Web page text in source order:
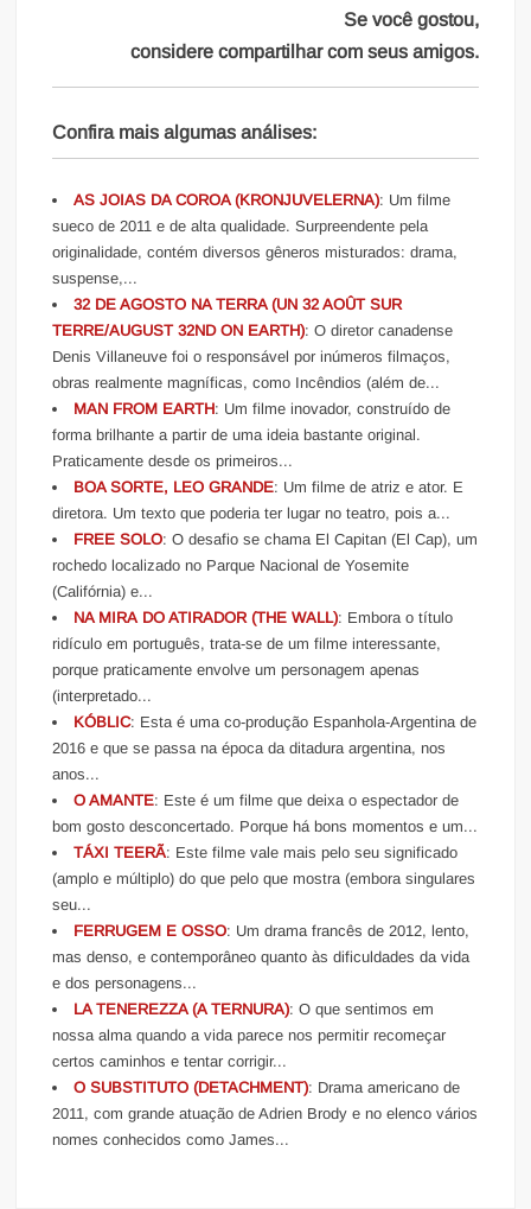
Se você gostou,
considere compartilhar com seus amigos.
Confira mais algumas análises:
AS JOIAS DA COROA (KRONJUVELERNA): Um filme
sueco de 2011 e de alta qualidade. Surpreendente pela
originalidade, contém diversos gêneros misturados: drama,
suspense,...
32 DE AGOSTO NA TERRA (UN 32 AOÛT SUR
TERRE/AUGUST 32ND ON EARTH): O diretor canadense
Denis Villaneuve foi o responsável por inúmeros filmaços,
obras realmente magníficas, como Incêndios (além de...
MAN FROM EARTH: Um filme inovador, construído de
forma brilhante a partir de uma ideia bastante original.
Praticamente desde os primeiros...
BOA SORTE, LEO GRANDE: Um filme de atriz e ator. E
diretora. Um texto que poderia ter lugar no teatro, pois a...
FREE SOLO: O desafio se chama El Capitan (El Cap), um
rochedo localizado no Parque Nacional de Yosemite
(Califórnia) e...
NA MIRA DO ATIRADOR (THE WALL): Embora o título
ridículo em português, trata-se de um filme interessante,
porque praticamente envolve um personagem apenas
(interpretado...
KÓBLIC: Esta é uma co-produção Espanhola-Argentina de
2016 e que se passa na época da ditadura argentina, nos
anos...
O AMANTE: Este é um filme que deixa o espectador de
bom gosto desconcertado. Porque há bons momentos e um...
TÁXI TEERÃ: Este filme vale mais pelo seu significado
(amplo e múltiplo) do que pelo que mostra (embora singulares
seu...
FERRUGEM E OSSO: Um drama francês de 2012, lento,
mas denso, e contemporâneo quanto às dificuldades da vida
e dos personagens...
LA TENEREZZA (A TERNURA): O que sentimos em
nossa alma quando a vida parece nos permitir recomeçar
certos caminhos e tentar corrigir...
O SUBSTITUTO (DETACHMENT): Drama americano de
2011, com grande atuação de Adrien Brody e no elenco vários
nomes conhecidos como James...